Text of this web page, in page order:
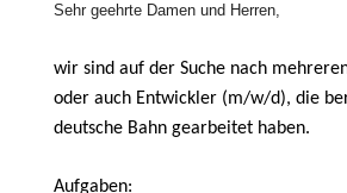
Deutsch
Ort
Sehr geehrte Damen und Herren,
wir sind auf der Suche nach
oder auch Entwickler (m/w/d), die
deutsche Bahn gearbeitet haben.
Aufgaben: